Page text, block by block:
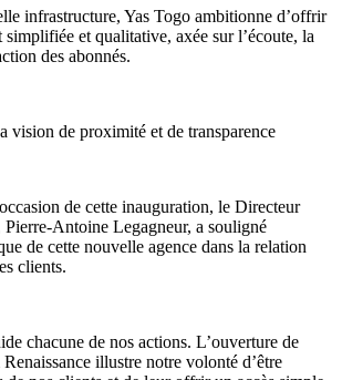
infrastructure, Yas Togo ambitionne d’offrir
et qualitative, axée sur l’écoute, la
des abonnés.
vision de proximité et de transparence
de cette inauguration, le Directeur
Pierre-Antoine Legagneur, a souligné
de cette nouvelle agence dans la relation
clients.
chacune de nos actions. L’ouverture de
illustre notre volonté d’être